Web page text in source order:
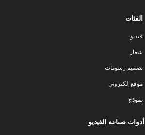
الفئات
فيديو
شعار
تصميم رسومات
موقع إلكتروني
نموذج
أدوات صناعة الفيديو